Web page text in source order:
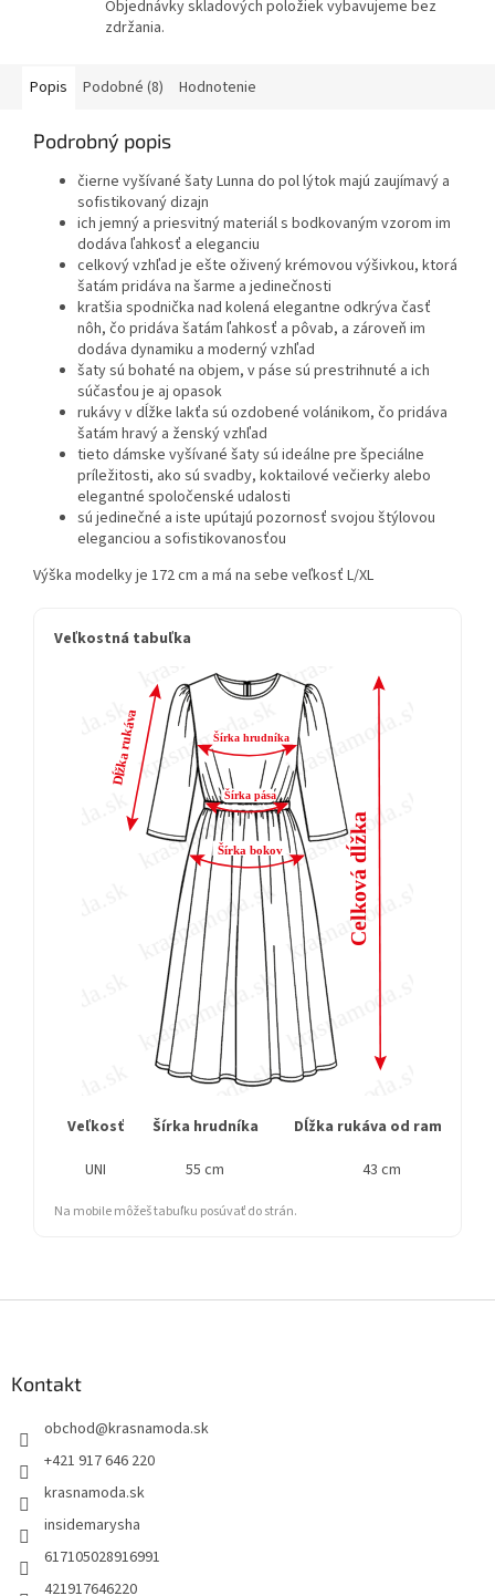
Objednávky skladových položiek vybavujeme bez
zdržania.
Popis Podobné (8) Hodnotenie
Podrobný popis
čierne vyšívané šaty Lunna do pol lýtok majú zaujímavý a
sofistikovaný dizajn
ich jemný a priesvitný materiál s bodkovaným vzorom im
dodáva ľahkosť a eleganciu
celkový vzhľad je ešte oživený krémovou výšivkou, ktorá
šatám pridáva na šarme a jedinečnosti
kratšia spodnička nad kolená elegantne odkrýva časť
nôh, čo pridáva šatám ľahkosť a pôvab, a zároveň im
dodáva dynamiku a moderný vzhľad
šaty sú bohaté na objem, v páse sú prestrihnuté a ich
súčasťou je aj opasok
rukávy v dĺžke lakťa sú ozdobené volánikom, čo pridáva
šatám hravý a ženský vzhľad
tieto dámske vyšívané šaty sú ideálne pre špeciálne
príležitosti, ako sú svadby, koktailové večierky alebo
elegantné spoločenské udalosti
sú jedinečné a iste upútajú pozornosť svojou štýlovou
eleganciou a sofistikovanosťou
Výška modelky je 172 cm a má na sebe veľkosť L/XL
Veľkostná tabuľka
Veľkosť Šírka hrudníka
Dĺžka rukáva od ramena
UNI
55 cm 43 cm
Na mobile môžeš tabuľku posúvať do strán.
Kontakt
obchod@krasnamoda.sk
+421 917 646 220
krasnamoda.sk
insidemarysha
617105028916991
421917646220